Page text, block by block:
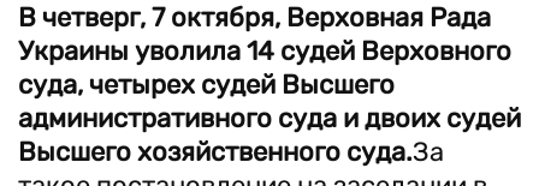
В четверг, 7 октября, Верховная Рада
Украины уволила 14 судей Верховного
суда, четырех судей Высшего
административного суда и двоих судей
Высшего хозяйственного суда.За